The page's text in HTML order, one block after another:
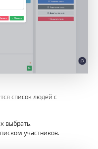
список людей с
выбрать.
участников.